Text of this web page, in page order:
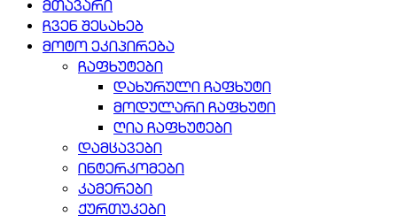
მთავარი
ჩვენ შესახებ
მოტო ეკიპირება
ჩაფხუტები
დახურული ჩაფხუტი
მოდულარი ჩაფხუტი
ღია ჩაფხუტები
დამცავები
ინტერკომები
კამერები
ქურთუკები